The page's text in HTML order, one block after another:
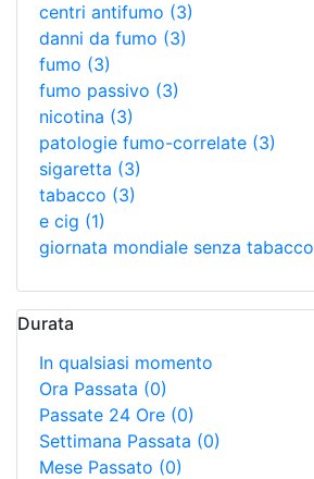
centri antifumo (3)
danni da fumo (3)
fumo (3)
fumo passivo (3)
nicotina (3)
patologie fumo-correlate (3)
sigaretta (3)
tabacco (3)
e cig (1)
giornata mondiale senza tabacco
Durata
In qualsiasi momento
Ora Passata (0)
Passate 24 Ore (0)
Settimana Passata (0)
Mese Passato (0)